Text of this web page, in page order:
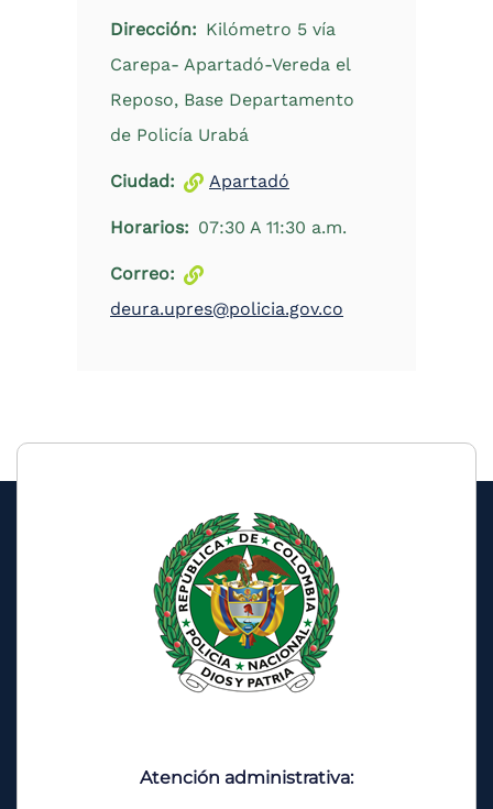
Dirección
Kilómetro 5 vía
Carepa- Apartadó-Vereda el
Reposo, Base Departamento
de Policía Urabá
Ciudad Apartadó
Horarios 07:30 A 11:30 a.m.
Correo
deura.upres@policia.gov.co
Atención administrativa: